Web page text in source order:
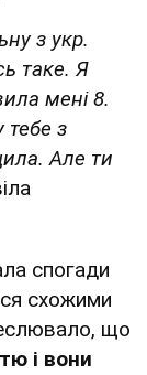
з укр.
таке. Я
мені 8.
тебе з
Але ти
спогади
схожими
що
і вони